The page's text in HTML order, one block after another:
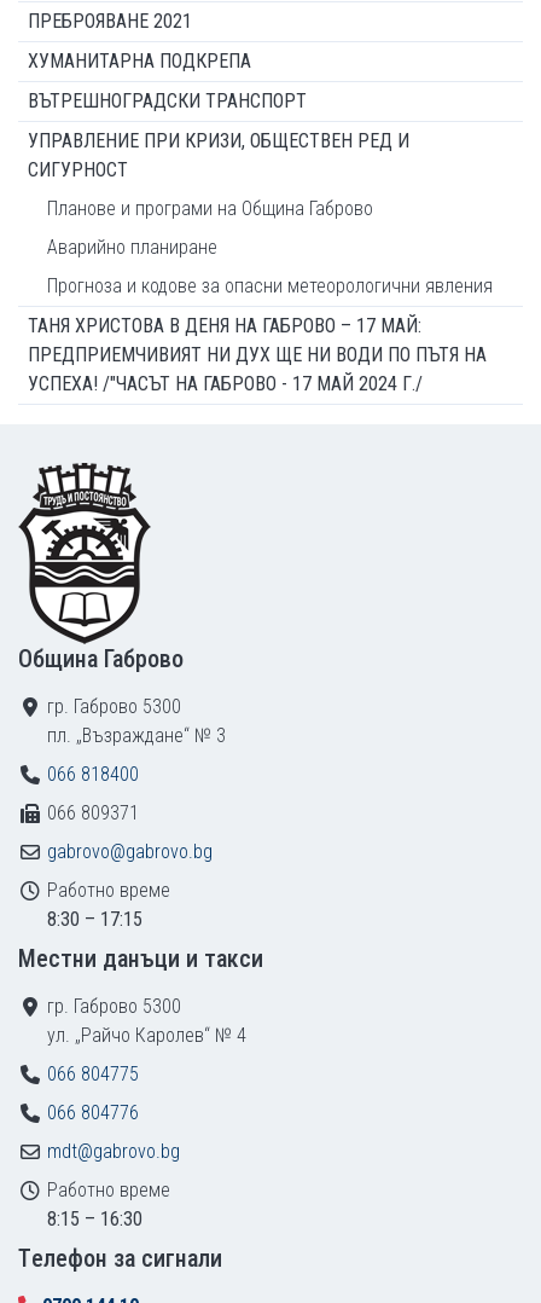
ПРЕБРОЯВАНЕ 2021
ХУМАНИТАРНА ПОДКРЕПА
ВЪТРЕШНОГРАДСКИ ТРАНСПОРТ
УПРАВЛЕНИЕ ПРИ КРИЗИ, ОБЩЕСТВЕН РЕД И
СИГУРНОСТ
Планове и програми на Община Габрово
Аварийно планиране
Прогноза и кодове за опасни метеорологични явления
ТАНЯ ХРИСТОВА В ДЕНЯ НА ГАБРОВО – 17 МАЙ:
ПРЕДПРИЕМЧИВИЯТ НИ ДУХ ЩЕ НИ ВОДИ ПО ПЪТЯ НА
УСПЕХА! /"ЧАСЪТ НА ГАБРОВО - 17 МАЙ 2024 Г./
Footer
Община Габрово
гр. Габрово 5300
пл. „Възраждане“ № 3
066 818400
066 809371
gabrovo@gabrovo.bg
Работно време
8:30 – 17:15
Местни данъци и такси
гр. Габрово 5300
ул. „Райчо Каролев“ № 4
066 804775
066 804776
mdt@gabrovo.bg
Работно време
8:15 – 16:30
Tелефон за сигнали